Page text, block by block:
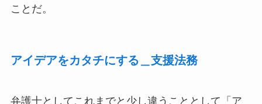
ことだ。
アイデアをカタチにする＿支援法務
弁護士としてこれまでと少し違うこととして「ア